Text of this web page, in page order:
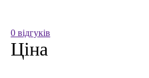
0 відгуків
Ціна